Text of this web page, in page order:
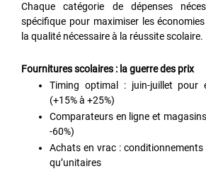
Chaque catégorie de dépenses
spécifique pour maximiser les
la qualité nécessaire à la réussite scolaire.
Fournitures scolaires : la guerre des prix
Timing optimal : juin-juillet pour
(+15% à +25%)
Comparateurs en ligne et
-60%)
Achats en vrac :
qu’unitaires